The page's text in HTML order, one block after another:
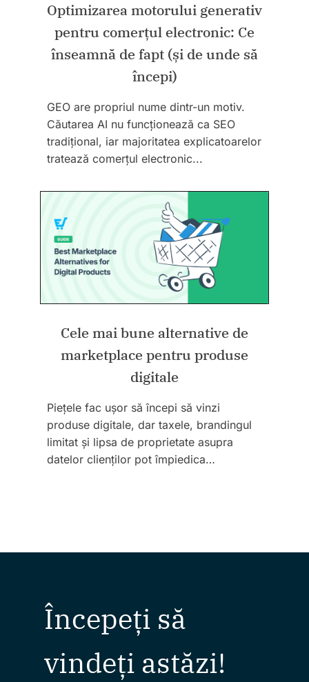
Optimizarea motorului generativ
pentru comerțul electronic: Ce
înseamnă de fapt (și de unde să
începi)
GEO are propriul nume dintr-un motiv.
Căutarea AI nu funcționează ca SEO
tradițional, iar majoritatea explicatoarelor
tratează comerțul electronic...
Cele mai bune alternative de
marketplace pentru produse
digitale
Piețele fac ușor să începi să vinzi
produse digitale, dar taxele, brandingul
limitat și lipsa de proprietate asupra
datelor clienților pot împiedica…
Începeți să
vindeți astăzi!